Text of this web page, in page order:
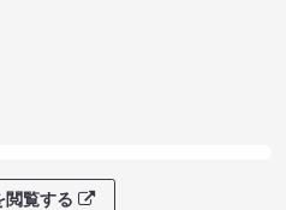
閲覧する